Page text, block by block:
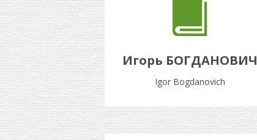
Игорь БОГДАНОВИЧ
Igor Bogdanovich